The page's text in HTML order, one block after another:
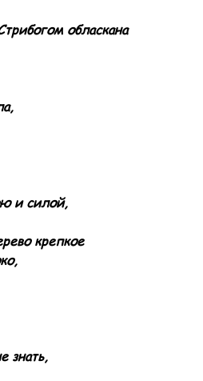
обласкана
и силой,
крепкое
знать,